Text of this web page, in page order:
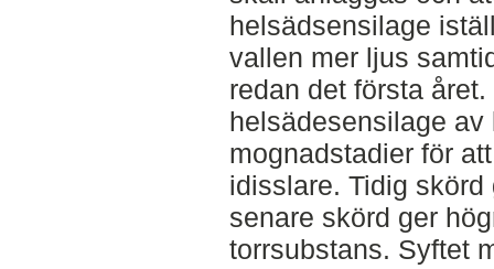
helsädsensilage
vallen mer ljus
redan det första
helsädesensilage
mognadstadier för
idisslare. Tidig
senare skörd ger
torrsubstans. Syftet